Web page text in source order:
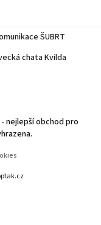
ŠUBRT
chata Kvilda
nejlepší obchod pro